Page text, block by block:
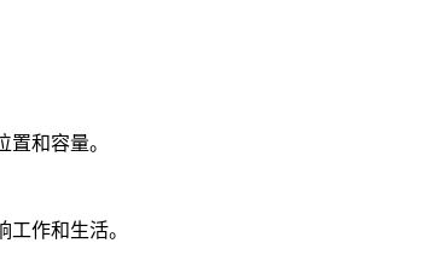
和容量。
作和生活。